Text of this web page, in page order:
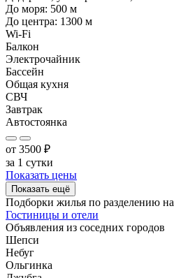
До моря: 500 м
До центра: 1300 м
Wi-Fi
Балкон
Электрочайник
Бассейн
Общая кухня
СВЧ
Завтрак
Автостоянка
от 3500 ₽
за 1 сутки
Показать цены
Показать ещё
Подборки жилья по разделению на
Гостиницы и отели
Объявления из соседних городов
Шепси
Небуг
Ольгинка